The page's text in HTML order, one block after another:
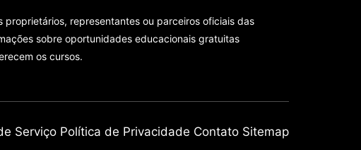
representantes ou parceiros oficiais das
sobre oportunidades educacionais gratuitas
os cursos.
Serviço Política de Privacidade Contato Sitemap